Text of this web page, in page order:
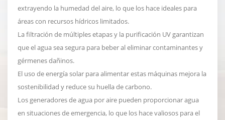
extrayendo la humedad del aire, lo que los hace ideales para
áreas con recursos hídricos limitados.
La filtración de múltiples etapas y la purificación UV garantizan
que el agua sea segura para beber al eliminar contaminantes y
gérmenes dañinos.
El uso de energía solar para alimentar estas máquinas mejora la
sostenibilidad y reduce su huella de carbono.
Los generadores de agua por aire pueden proporcionar agua
en situaciones de emergencia, lo que los hace valiosos para el